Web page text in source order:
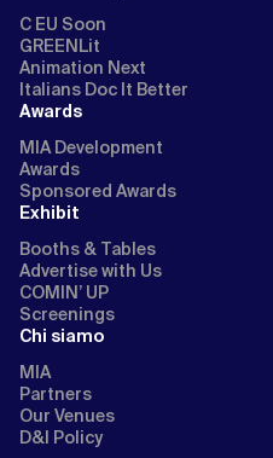
C EU Soon
GREENLit
Animation Next
Italians Doc It Better
Awards
MIA Development
Awards
Sponsored Awards
Exhibit
Booths & Tables
Advertise with Us
COMIN’ UP
Screenings
Chi siamo
MIA
Partners
Our Venues
D&I Policy